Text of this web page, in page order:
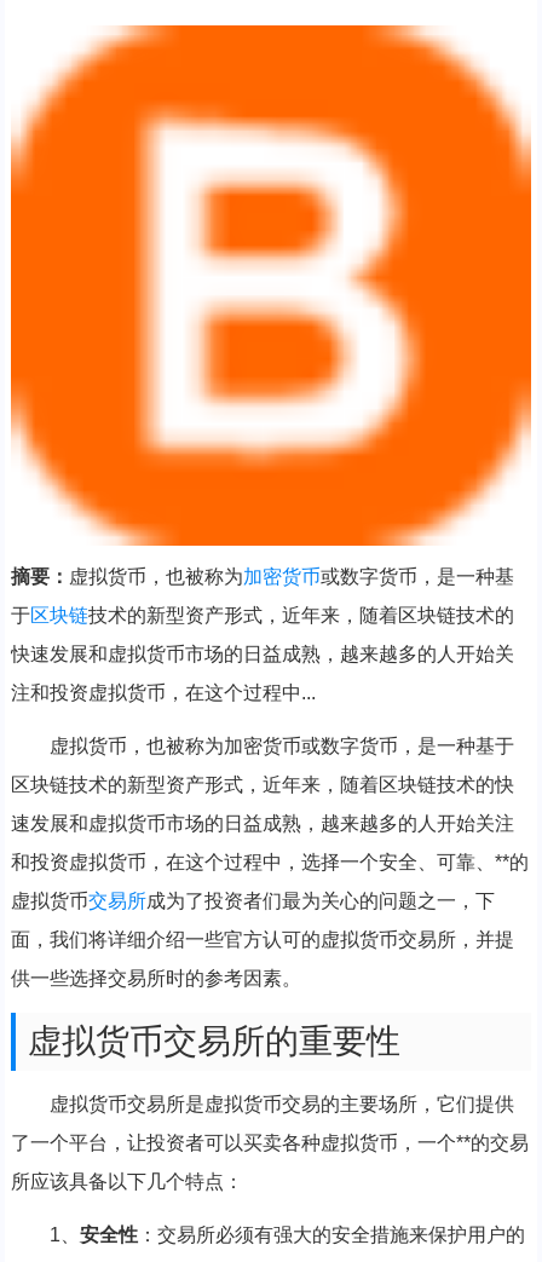
摘要： 虚拟货币，也被称为加密货币或数字货币，是一种基
于区块链技术的新型资产形式，近年来，随着区块链技术的
快速发展和虚拟货币市场的日益成熟，越来越多的人开始关
注和投资虚拟货币，在这个过程中...
虚拟货币，也被称为加密货币或数字货币，是一种基于
区块链技术的新型资产形式，近年来，随着区块链技术的快
速发展和虚拟货币市场的日益成熟，越来越多的人开始关注
和投资虚拟货币，在这个过程中，选择一个安全、可靠、**的
虚拟货币交易所成为了投资者们最为关心的问题之一，下
面，我们将详细介绍一些官方认可的虚拟货币交易所，并提
供一些选择交易所时的参考因素。
虚拟货币交易所的重要性
虚拟货币交易所是虚拟货币交易的主要场所，它们提供
了一个平台，让投资者可以买卖各种虚拟货币，一个**的交易
所应该具备以下几个特点：
1、 安全性：交易所必须有强大的安全措施来保护用户的